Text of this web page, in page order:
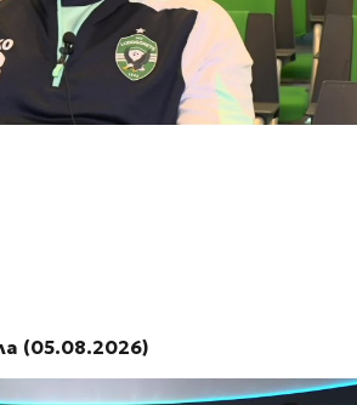
(05.08.2026)